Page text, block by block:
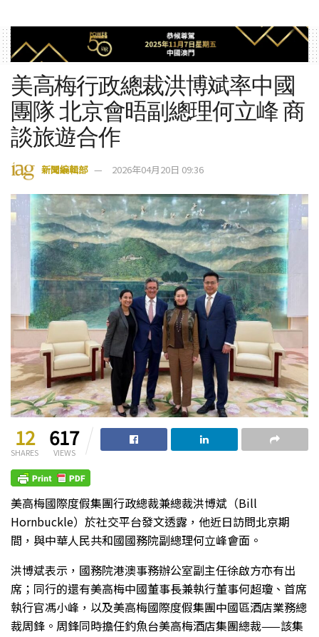
美高梅行政總裁洪博斌率中國
團隊 北京會晤副總理何立峰 商
談旅遊合作
新聞編輯部 2026年04月20日 09:36
12
SHARES
617
VIEWS
美高梅國際度假集團行政總裁兼總裁洪博斌（Bill
Hornbuckle）於社交平台發文透露，他近日訪問北京期
間，與中華人民共和國國務院副總理何立峰會面。
洪博斌表示，國務院港澳事務辦公室副主任徐啟方亦有出
席；同行的還有美高梅中國董事長兼執行董事何超瓊、首席
執行官馮小峰，以及美高梅國際度假集團中國區酒店業務總
裁周鋒。周鋒同時擔任釣魚台美高梅酒店集團總裁——該集